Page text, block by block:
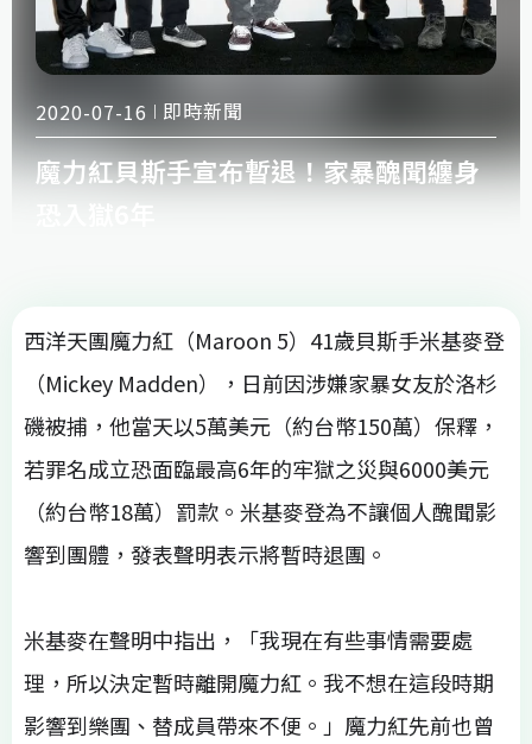
2020-07-16 即時新聞
魔力紅貝斯手宣布暫退！家暴醜聞纏身
西洋天團魔力紅（Maroon 5）41歲貝斯手米基麥登
（Mickey Madden），日前因涉嫌家暴女友於洛杉
磯被捕，他當天以5萬美元（約台幣150萬）保釋，
若罪名成立恐面臨最高6年的牢獄之災與6000美元
（約台幣18萬）罰款。米基麥登為不讓個人醜聞影
響到團體，發表聲明表示將暫時退團。
米基麥在聲明中指出，「我現在有些事情需要處
理，所以決定暫時離開魔力紅。我不想在這段時期
影響到樂團、替成員帶來不便。」魔力紅先前也曾